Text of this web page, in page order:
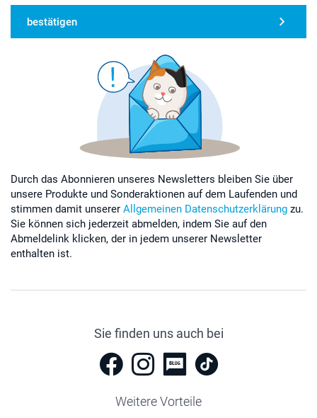
bestätigen
Durch das Abonnieren unseres Newsletters bleiben Sie über
unsere Produkte und Sonderaktionen auf dem Laufenden und
stimmen damit unserer Allgemeinen Datenschutzerklärung zu.
Sie können sich jederzeit abmelden, indem Sie auf den
Abmeldelink klicken, der in jedem unserer Newsletter
enthalten ist.
Sie finden uns auch bei
Weitere Vorteile